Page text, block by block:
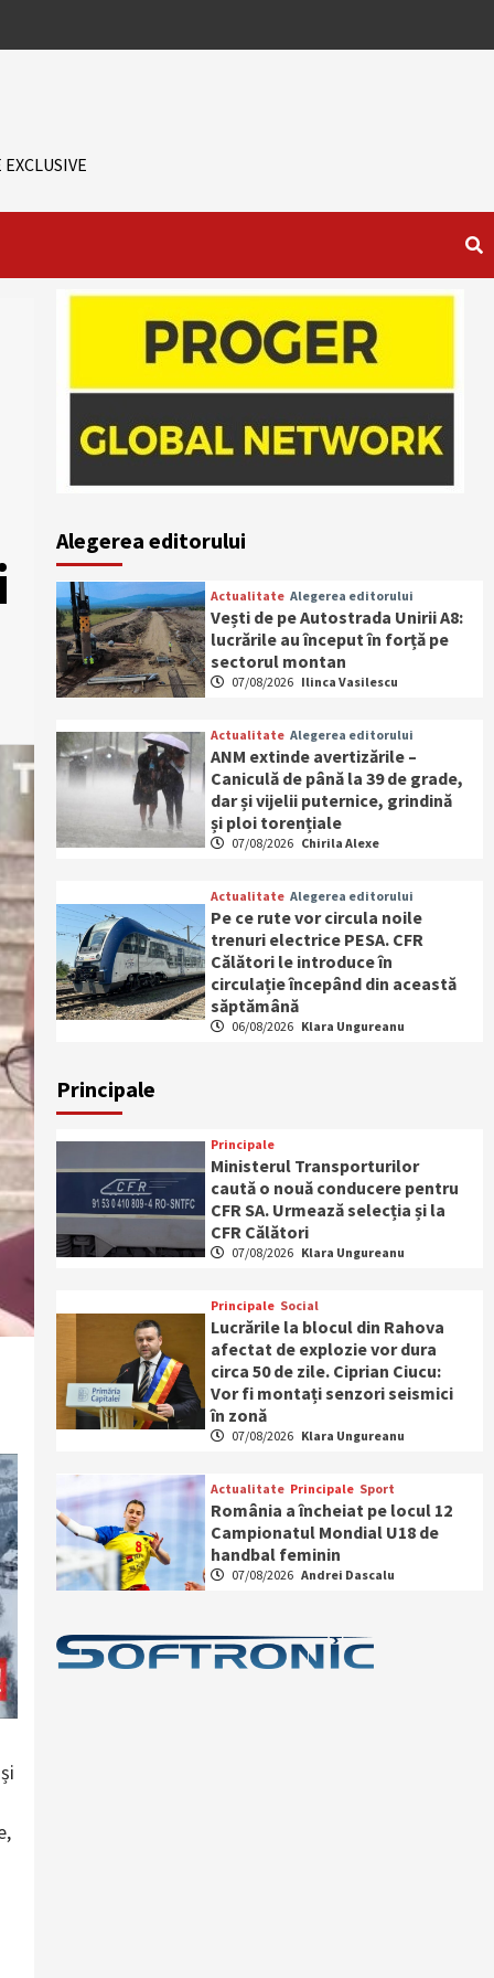
Alegerea editorului
Actualitate Alegerea editorului
Vești de pe Autostrada Unirii A8:
lucrările au început în forță pe
sectorul montan
07/08/2026 Ilinca Vasilescu
Actualitate Alegerea editorului
ANM extinde avertizările –
Caniculă de până la 39 de grade,
dar și vijelii puternice, grindină
și ploi torențiale
07/08/2026 Chirila Alexe
Actualitate Alegerea editorului
Pe ce rute vor circula noile
trenuri electrice PESA. CFR
Călători le introduce în
circulație începând din această
săptămână
06/08/2026 Klara Ungureanu
Principale
Principale
Ministerul Transporturilor
caută o nouă conducere pentru
CFR SA. Urmează selecția și la
CFR Călători
07/08/2026 Klara Ungureanu
Principale Social
Lucrările la blocul din Rahova
afectat de explozie vor dura
circa 50 de zile. Ciprian Ciucu:
Vor fi montați senzori seismici
în zonă
07/08/2026 Klara Ungureanu
Actualitate Principale Sport
România a încheiat pe locul 12
Campionatul Mondial U18 de
handbal feminin
07/08/2026 Andrei Dascalu